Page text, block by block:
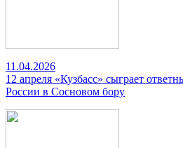
11.04.2026
12 апреля «Кузбасс» сыграет
России в Сосновом бору